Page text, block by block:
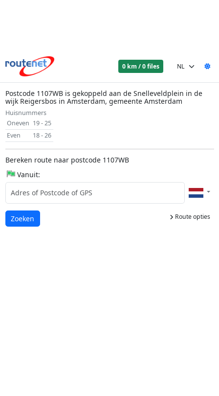
0 km / 0 files
Postcode 1107WB is gekoppeld aan de Snelleveldplein in de
wijk Reigersbos in Amsterdam, gemeente Amsterdam
Huisnummers
Oneven 19 - 25
Even
18 - 26
Bereken route naar postcode 1107WB
Vanuit:
Route opties
Laden...
Zoeken